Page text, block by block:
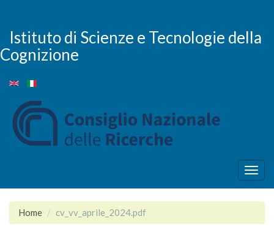
contenuto
principale
Istituto di Scienze e Tecnologie della
Cognizione
Home cv_vv_aprile_2024.pdf